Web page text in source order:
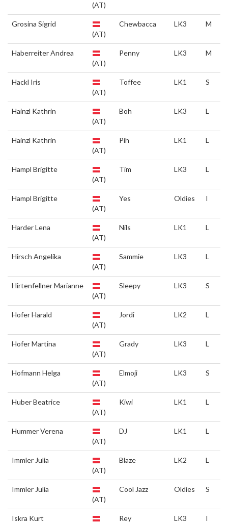
(AT)
Grosina Sigrid
(AT)
Chewbacca LK3 M
Haberreiter Andrea
(AT)
Penny LK3 M
Hackl Iris
(AT)
Toffee LK1 S
Hainzl Kathrin
(AT)
Boh LK3 L
Hainzl Kathrin
(AT)
Pih LK1 L
Hampl Brigitte
(AT)
Tim LK3 L
Hampl Brigitte
(AT)
Yes Oldies I
Harder Lena
(AT)
Nils LK1 L
Hirsch Angelika
(AT)
Sammie LK3 L
Hirtenfellner Marianne
(AT)
Sleepy LK3 S
Hofer Harald
(AT)
Jordi LK2 L
Hofer Martina
(AT)
Grady LK3 L
Hofmann Helga
(AT)
Elmoji LK3 S
Huber Beatrice
(AT)
Kiwi LK1 L
Hummer Verena
(AT)
DJ LK1 L
Immler Julia
(AT)
Blaze LK2 L
Immler Julia
(AT)
Cool Jazz Oldies S
Iskra Kurt
Rey LK3 I